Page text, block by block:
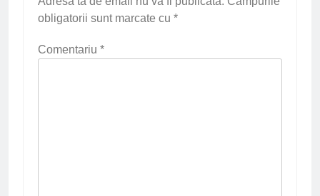
obligatorii sunt marcate cu *
Comentariu *